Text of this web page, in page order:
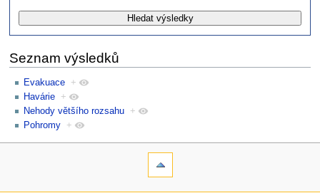
Seznam výsledků
Evakuace
+
Havárie
+
Nehody většího rozsahu
+
Pohromy
+